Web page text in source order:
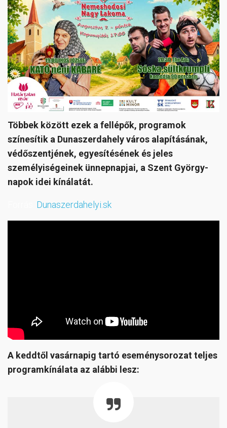
Többek között ezek a fellépők, programok
színesítik a Dunaszerdahely város alapításának,
védőszentjének, egyesítésének és jeles
személyiségeinek ünnepnapjai, a Szent György-
napok idei kínálatát.
Dunaszerdahelyi.sk
A keddtől vasárnapig tartó eseménysorozat teljes
programkínálata az alábbi lesz: